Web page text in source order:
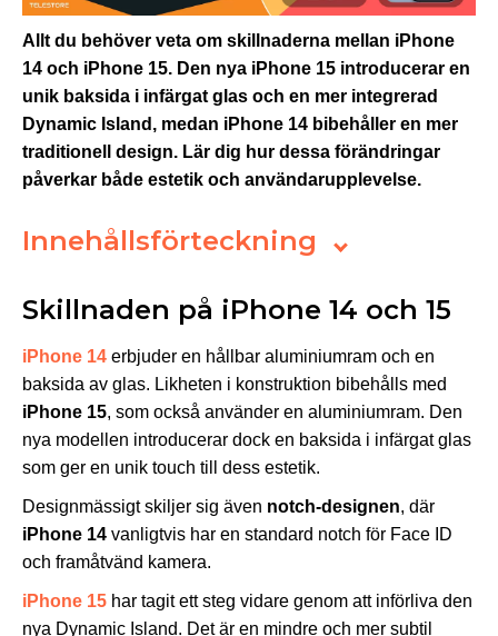
Allt du behöver veta om skillnaderna mellan iPhone
14 och iPhone 15. Den nya iPhone 15 introducerar en
unik baksida i infärgat glas och en mer integrerad
Dynamic Island, medan iPhone 14 bibehåller en mer
traditionell design. Lär dig hur dessa förändringar
påverkar både estetik och användarupplevelse.
Innehållsförteckning
Skillnaden på iPhone 14 och 15
iPhone 14 erbjuder en hållbar aluminiumram och en
baksida av glas. Likheten i konstruktion bibehålls med
iPhone 15, som också använder en aluminiumram. Den
nya modellen introducerar dock en baksida i infärgat glas
som ger en unik touch till dess estetik.
Designmässigt skiljer sig även notch-designen, där
iPhone 14 vanligtvis har en standard notch för Face ID
och framåtvänd kamera.
iPhone 15 har tagit ett steg vidare genom att införliva den
nya Dynamic Island. Det är en mindre och mer subtil